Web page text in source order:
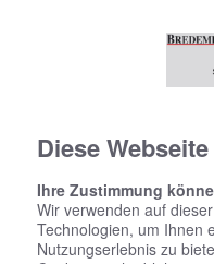
Diese
Ihre Zustimmung
Wir verwenden auf
Technologien, um Ihnen
Nutzungserlebnis zu